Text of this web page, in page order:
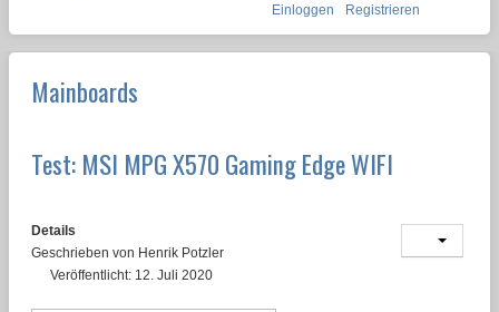
Einloggen Registrieren
Mainboards
Test: MSI MPG X570 Gaming Edge WIFI
Details
Geschrieben von Henrik Potzler
Veröffentlicht: 12. Juli 2020